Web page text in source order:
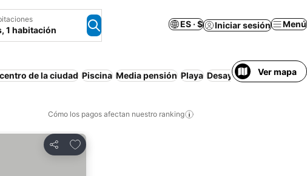
1 habitación
ES · $ Iniciar sesión Menú
de la ciudad Piscina Media pensión Playa Desayuno incluido
Ver mapa
Cómo los pagos afectan nuestro ranking
Compartir
Agregar a favoritos